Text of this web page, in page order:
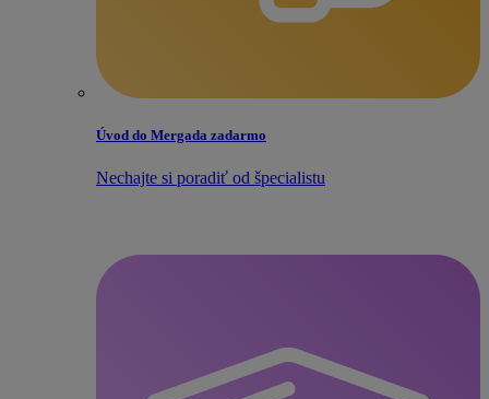
Úvod do Mergada zadarmo
Nechajte si poradiť od špecialistu